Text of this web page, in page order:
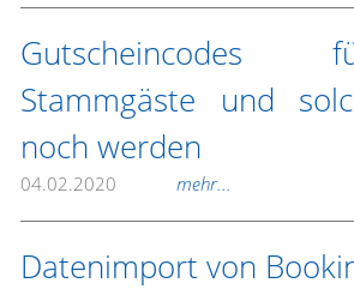
Stammgäste und
noch werden
04.02.2020 mehr...
Datenimport von